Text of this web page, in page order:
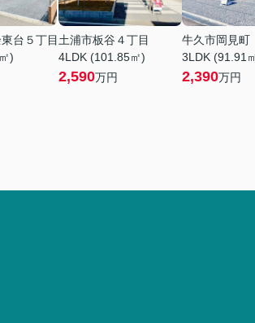
台５丁目
)
土浦市板谷４丁目
4LDK (101.85㎡)
2,590万円
牛久市岡見町
3LDK (91.91
2,390万円